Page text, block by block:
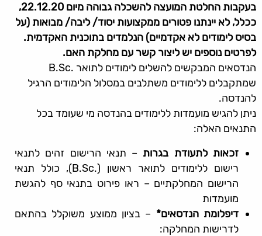
בעקבות החלטת המועצה להשכלה גבוהה מיום 22.12.20,
ככלל, לא יינתנו פטורים ממקצועות יסוד/ ליבה/ מבואות (על
בסיס לימודים לא אקדמיים) הנלמדים בתוכנית האקדמית.
לפרטים נוספים יש ליצור קשר עם מחלקת האם.
שמתקבלים ללימודים משתלבים במסלול הלימודים הרגיל
להנדסה.
ניתן להגיש מועמדות ללימודים בהנדסה מי שעומד בכל
התנאים האלה:
זכאות לתעודת בגרות – תנאי הרישום זהים לתנאי
רישום ללימודים לתואר ראשון (.B.Sc), כולל תנאי
הרישום המחלקתיים – ראו פירוט בתנאי סף להגשת
מועמדות
דיפלומת הנדסאים* – בציון ממוצע משוקלל בהתאם
לדרישות המחלקה: